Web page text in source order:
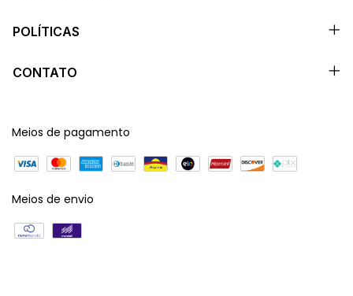
POLÍTICAS
CONTATO
Meios de pagamento
Meios de envio